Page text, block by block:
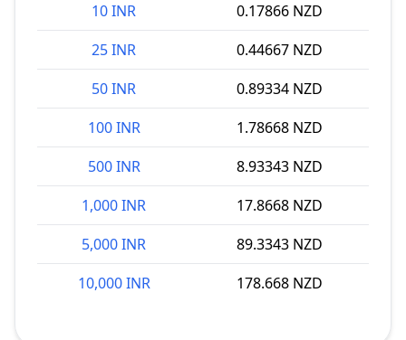
10 INR
0.17866 NZD
25 INR
0.44667 NZD
50 INR
0.89334 NZD
100 INR
1.78668 NZD
500 INR
8.93343 NZD
1,000 INR
17.8668 NZD
5,000 INR
89.3343 NZD
10,000 INR
178.668 NZD